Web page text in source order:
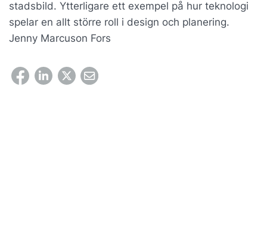
stadsbild. Ytterligare ett exempel på hur teknologi
spelar en allt större roll i design och planering.
Jenny Marcuson Fors